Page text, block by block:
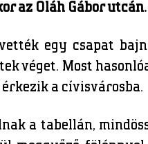
az Oláh Gábor utcán.
egy csapat
véget. Most
a cívisvárosba.
a tabellán,